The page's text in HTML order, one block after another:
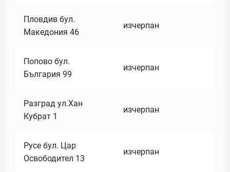
Пловдив бул.
Македония 46
изчерпан
Попово бул.
България 99
изчерпан
Разград ул.Хан
Кубрат 1
изчерпан
Русе бул. Цар
Освободител 13
изчерпан